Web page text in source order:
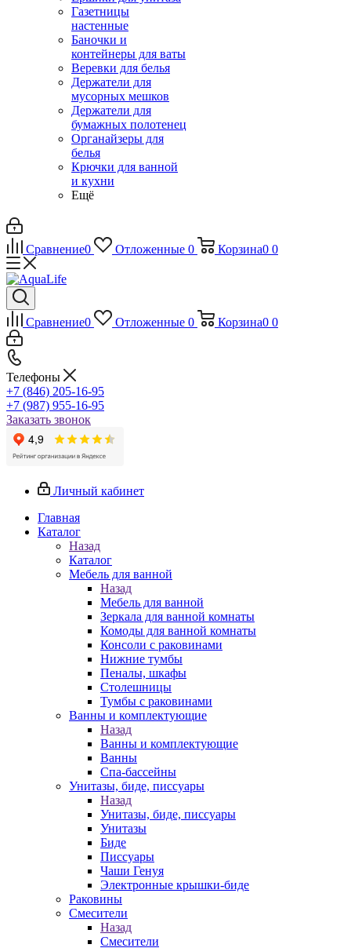
Газетницы
настенные
Баночки и
контейнеры для ваты
Веревки для белья
Держатели для
мусорных мешков
Держатели для
бумажных полотенец
Органайзеры для
белья
Крючки для ванной
и кухни
Ещё
Сравнение0 Отложенные 0 Корзина0 0
Сравнение0 Отложенные 0 Корзина0 0
Телефоны
+7 (846) 205-16-95
+7 (987) 955-16-95
Заказать звонок
Личный кабинет
Главная
Каталог
Назад
Каталог
Мебель для ванной
Назад
Мебель для ванной
Зеркала для ванной комнаты
Комоды для ванной комнаты
Консоли с раковинами
Нижние тумбы
Пеналы, шкафы
Столешницы
Тумбы с раковинами
Ванны и комплектующие
Назад
Ванны и комплектующие
Ванны
Спа-бассейны
Унитазы, биде, писсуары
Назад
Унитазы, биде, писсуары
Унитазы
Биде
Писсуары
Чаши Генуя
Электронные крышки-биде
Раковины
Смесители
Назад
Смесители